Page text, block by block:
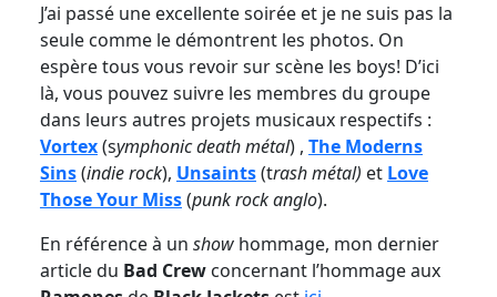
J’ai passé une excellente soirée et je ne suis pas la
seule comme le démontrent les photos. On
espère tous vous revoir sur scène les boys! D’ici
là, vous pouvez suivre les membres du groupe
dans leurs autres projets musicaux respectifs :
Vortex(symphonic death métal) , The Moderns
Sins(indie rock), Unsaints(trash métal) et Love
Those Your Miss(punk rock anglo).
En référence à un show hommage, mon dernier
article du Bad Crew concernant l’hommage aux